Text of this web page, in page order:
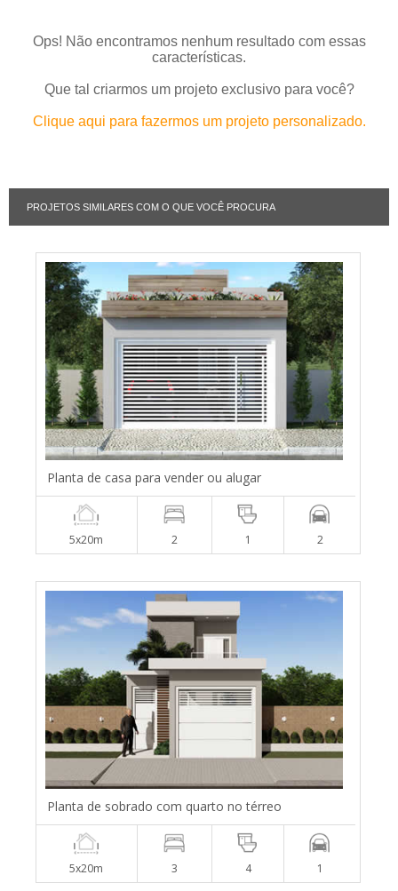
Ops! Não encontramos nenhum resultado com essas
características.
Que tal criarmos um projeto exclusivo para você?
Clique aqui para fazermos um projeto personalizado.
PROJETOS SIMILARES COM O QUE VOCÊ PROCURA
Planta de casa para vender ou alugar
5x20m 2 1 2
Planta de sobrado com quarto no térreo
5x20m 3 4 1